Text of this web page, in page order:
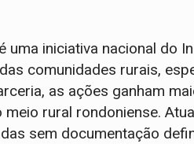
uma iniciativa nacional do
comunidades rurais,
as ações ganham
rural rondoniense.
sem documentação